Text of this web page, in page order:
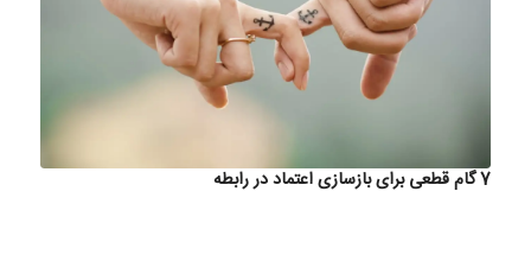
7 گام قطعی برای بازسازی اعتماد در رابطه